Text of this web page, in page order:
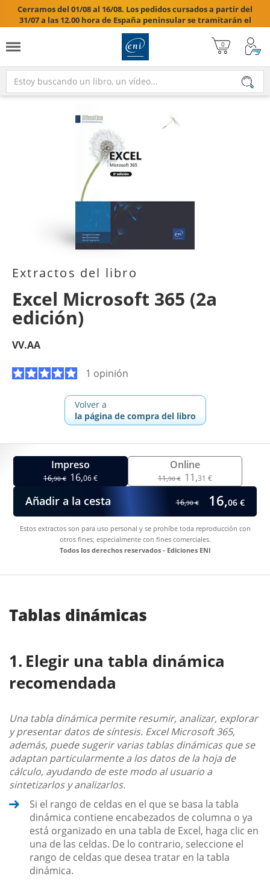
Cerramos del 01/08 al 16/08. Los pedidos cursados a partir del
31/07 a las 12.00 hora de España peninsular se tramitarán el
17/08/2026.

Extractos del libro
Excel Microsoft 365 (2a
edición)
VV.AA
1 opinión
Volver a
la página de compra del libro
Impreso
16,90 € 16,06 €
Online
11,90 € 11,31 €
Añadir a la cesta 16,90 € 16,06 €
Estos extractos son para uso personal y se prohíbe toda reproducción con
otros fines; especialmente con fines comerciales.
Todos los derechos reservados - Ediciones ENI
Tablas dinámicas
Elegir una tabla dinámica
recomendada
Una tabla dinámica permite resumir, analizar, explorar
y presentar datos de síntesis. Excel Microsoft 365,
además, puede sugerir varias tablas dinámicas que se
adaptan particularmente a los datos de la hoja de
cálculo, ayudando de este modo al usuario a
sintetizarlos y analizarlos.
Si el rango de celdas en el que se basa la tabla
dinámica contiene encabezados de columna o ya
está organizado en una tabla de Excel, haga clic en
una de las celdas. De lo contrario, seleccione el
rango de celdas que desea tratar en la tabla
dinámica.